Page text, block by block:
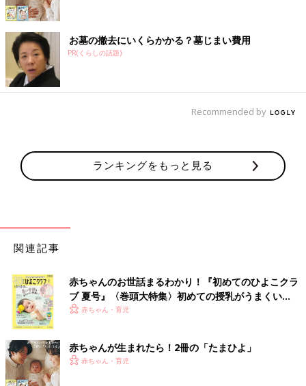
らの絵柄はバックプリントだそうで、せっかくなら羽織りは加え
ずに見せて着たい！シンプルに黒も良いですが、赤のチェック柄
のボトムスを合わせるとグッと秋らしいコーデに♪ 親子おそろい
「ミッフィー UT」は大きめサイズを選んでワンピ
みて
お墓の撤去にいくらかかる？墓じまい費用
PR(くらしの話題)
Recommended by
ランキングをもっと見る
関連記事
赤ちゃんのお世話まるわかり！『初めてのひよこクラ
ブ 夏号』〈巻頭大特集〉初めての授乳がうまくい
く！ おっぱい・ミルクの基本と夏のトラブル 解決テ
赤ちゃん・育児
赤ちゃんが生まれたら！2冊の「たまひよ」
赤ちゃん・育児